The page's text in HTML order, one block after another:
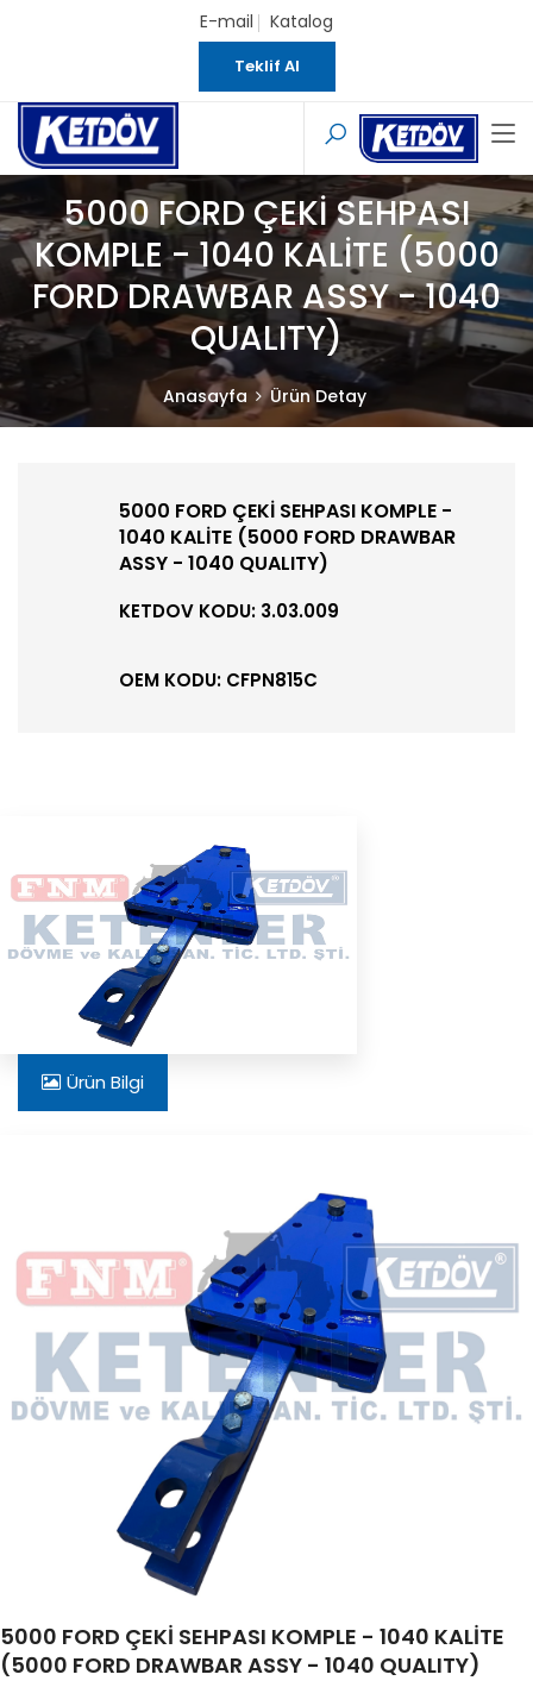
E-mail Katalog
Teklif Al
5000 FORD ÇEKİ SEHPASI
KOMPLE - 1040 KALİTE (5000
FORD DRAWBAR ASSY - 1040
QUALITY)
Anasayfa Ürün Detay
5000 FORD ÇEKİ SEHPASI KOMPLE -
1040 KALİTE (5000 FORD DRAWBAR
ASSY - 1040 QUALITY)
KETDOV KODU: 3.03.009
OEM KODU: CFPN815C
Ürün Bilgi
5000 FORD ÇEKİ SEHPASI KOMPLE - 1040 KALİTE
(5000 FORD DRAWBAR ASSY - 1040 QUALITY)